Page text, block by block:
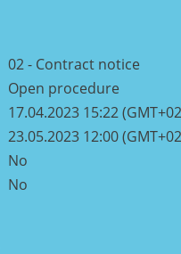
02 - Contract notice
Open procedure
17.04.2023 15:22
23.05.2023 12:00
No
No